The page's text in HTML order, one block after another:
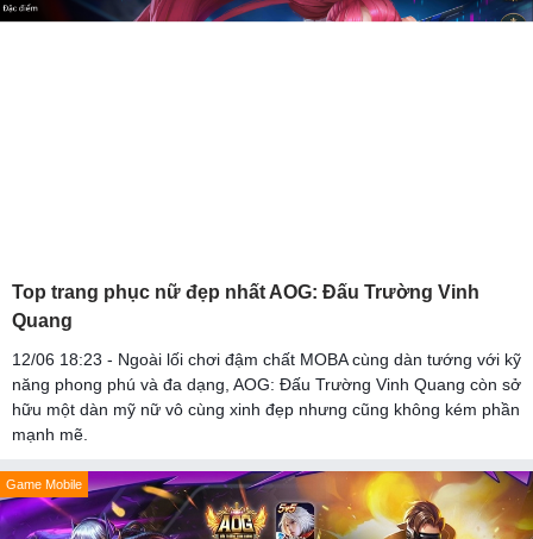
Top trang phục nữ đẹp nhất AOG: Đấu Trường Vinh
Quang
12/06 18:23 - Ngoài lối chơi đậm chất MOBA cùng dàn tướng với kỹ
năng phong phú và đa dạng, AOG: Đấu Trường Vinh Quang còn sở
hữu một dàn mỹ nữ vô cùng xinh đẹp nhưng cũng không kém phần
mạnh mẽ.
Game Mobile